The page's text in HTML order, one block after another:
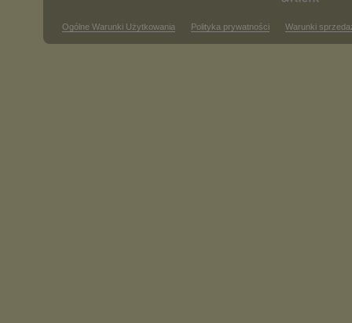
Ogólne Warunki Użytkowania Polityka prywatności Warunki